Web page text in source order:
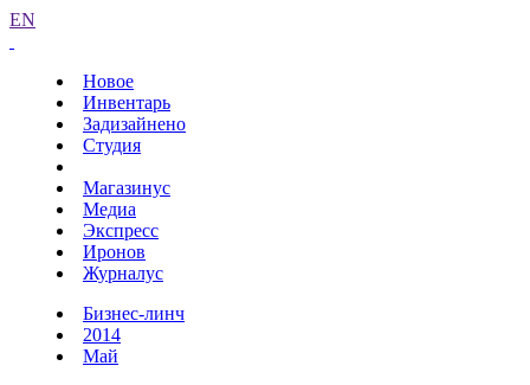
EN
Новое
Инвентарь
Задизайнено
Студия
Магазинус
Медиа
Экспресс
Иронов
Журналус
Бизнес-линч
2014
Май